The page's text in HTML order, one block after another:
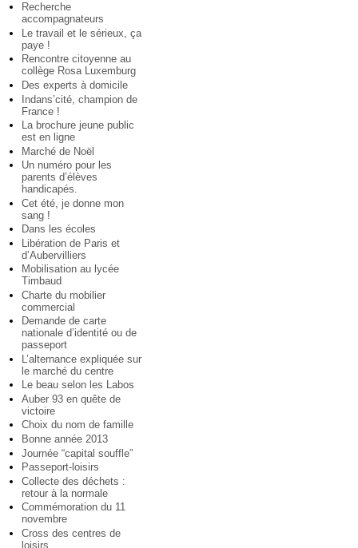
Recherche
accompagnateurs
Le travail et le sérieux, ça
paye !
Rencontre citoyenne au
collège Rosa Luxemburg
Des experts à domicile
Indans’cité, champion de
France !
La brochure jeune public
est en ligne
Marché de Noël
Un numéro pour les
parents d’élèves
handicapés.
Cet été, je donne mon
sang !
Dans les écoles
Libération de Paris et
d’Aubervilliers
Mobilisation au lycée
Timbaud
Charte du mobilier
commercial
Demande de carte
nationale d’identité ou de
passeport
L’alternance expliquée sur
le marché du centre
Le beau selon les Labos
Auber 93 en quête de
victoire
Choix du nom de famille
Bonne année 2013
Journée “capital souffle”
Passeport-loisirs
Collecte des déchets :
retour à la normale
Commémoration du 11
novembre
Cross des centres de
loisirs